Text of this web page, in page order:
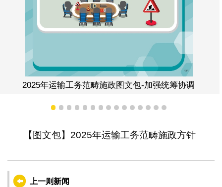
2025年运输工务范畴施政图文包-加强统筹协调
1 2 3 4 5 6 7 8 9 101112131415
【图文包】2025年运输工务范畴施政方针
上一则新闻